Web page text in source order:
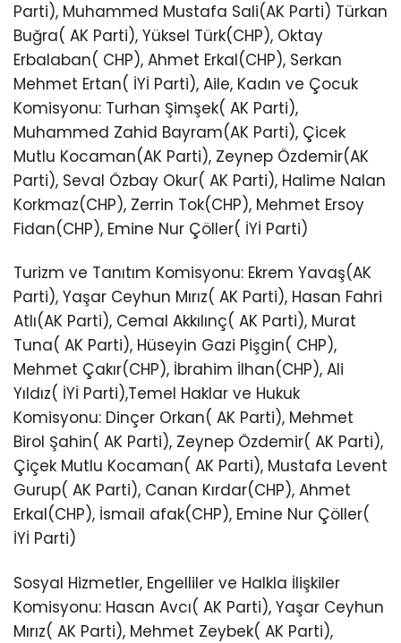
Parti), Muhammed Mustafa Sali(AK Parti) Türkan
Buğra( AK Parti), Yüksel Türk(CHP), Oktay
Erbalaban( CHP), Ahmet Erkal(CHP), Serkan
Mehmet Ertan( İYİ Parti), Aile, Kadın ve Çocuk
Komisyonu: Turhan Şimşek( AK Parti),
Muhammed Zahid Bayram(AK Parti), Çicek
Mutlu Kocaman(AK Parti), Zeynep Özdemir(AK
Parti), Seval Özbay Okur( AK Parti), Halime Nalan
Korkmaz(CHP), Zerrin Tok(CHP), Mehmet Ersoy
Fidan(CHP), Emine Nur Çöller( İYİ Parti)
Turizm ve Tanıtım Komisyonu: Ekrem Yavaş(AK
Parti), Yaşar Ceyhun Mırız( AK Parti), Hasan Fahri
Atlı(AK Parti), Cemal Akkılınç( AK Parti), Murat
Tuna( AK Parti), Hüseyin Gazi Pişgin( CHP),
Mehmet Çakır(CHP), İbrahim İlhan(CHP), Ali
Yıldız( İYİ Parti),Temel Haklar ve Hukuk
Komisyonu: Dinçer Orkan( AK Parti), Mehmet
Birol Şahin( AK Parti), Zeynep Özdemir( AK Parti),
Çiçek Mutlu Kocaman( AK Parti), Mustafa Levent
Gurup( AK Parti), Canan Kırdar(CHP), Ahmet
Erkal(CHP), İsmail afak(CHP), Emine Nur Çöller(
İYİ Parti)
Sosyal Hizmetler, Engelliler ve Halkla İlişkiler
Komisyonu: Hasan Avcı( AK Parti), Yaşar Ceyhun
Mırız( AK Parti), Mehmet Zeybek( AK Parti),